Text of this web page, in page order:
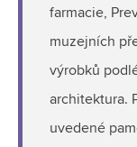
farmacie,
muzejních
výrobků
architektura.
uvedené